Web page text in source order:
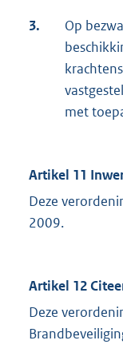
3.
Op
met
Artikel 11
Deze
2009.
Artikel 12
Deze